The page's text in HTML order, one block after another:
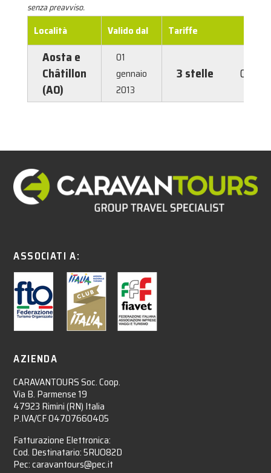
senza preavviso.
Località Valido dal Tariffe
Aosta e
Châtillon
(AO)
01
gennaio
2013
3 stelle 0,80 €
ASSOCIATI A:
AZIENDA
CARAVANTOURS Soc. Coop.
Via B. Parmense 19
47923 Rimini (RN) Italia
P.IVA/CF 04707660405
Fatturazione Elettronica:
Cod. Destinatario: 5RUO82D
Pec: caravantours@pec.it